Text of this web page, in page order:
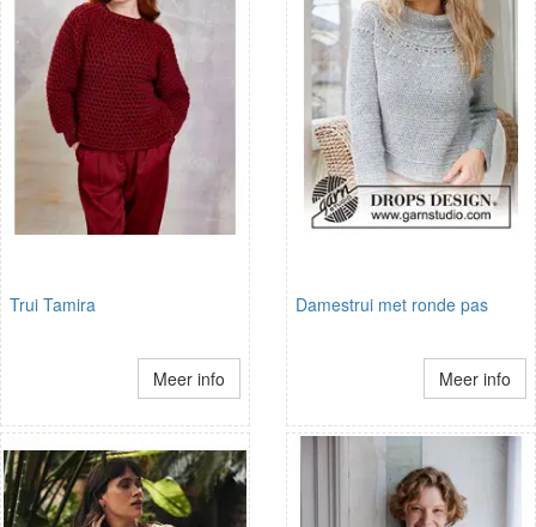
Trui Tamira
Meer info
Damestrui met ronde pas
Meer info